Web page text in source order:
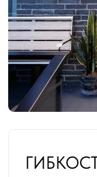
КАК МЫ
Мы знаем, как
чётко, быстро и
сопровождаем
полной сдачи
Вы
звонок. Мы